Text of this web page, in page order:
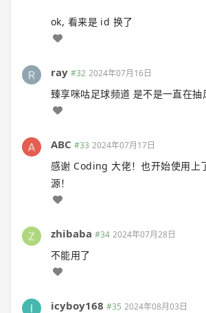
ok, 看来是 id 换了
ray #32 2024年07月16日
臻享咪咕足球频道 是不是一直在抽
ABC #33 2024年07月17日
感谢 Coding 大佬！也开始使用上
源！
zhibaba #34 2024年07月28日
不能用了
icyboy168 #35 2024年08月03日